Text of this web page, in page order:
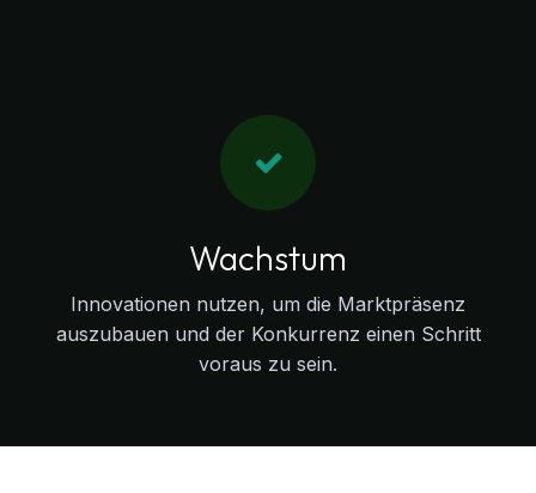
Wachstum
Innovationen nutzen, um die Marktpräsenz
auszubauen und der Konkurrenz einen Schritt
voraus zu sein.